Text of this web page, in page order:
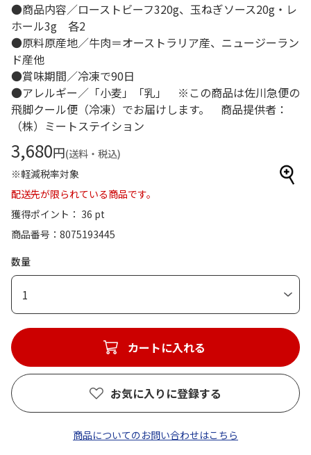
●商品内容／ローストビーフ320g、玉ねぎソース20g・レ
ホール3g 各2
●原料原産地／牛肉＝オーストラリア産、ニュージーラン
ド産他
●賞味期間／冷凍で90日
●アレルギー／「小麦」「乳」 ※この商品は佐川急便の
飛脚クール便（冷凍）でお届けします。 商品提供者：
（株）ミートステイション
3,680円(送料・税込)
※軽減税率対象
配送先が限られている商品です。
獲得ポイント： 36 pt
商品番号
8075193445
数量
1
カートに入れる
お気に入りに登録する
商品についてのお問い合わせはこちら